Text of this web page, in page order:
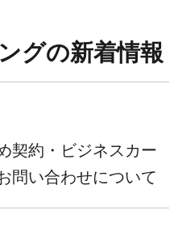
グの新着情報
契約・ビジネスカー
問い合わせについて